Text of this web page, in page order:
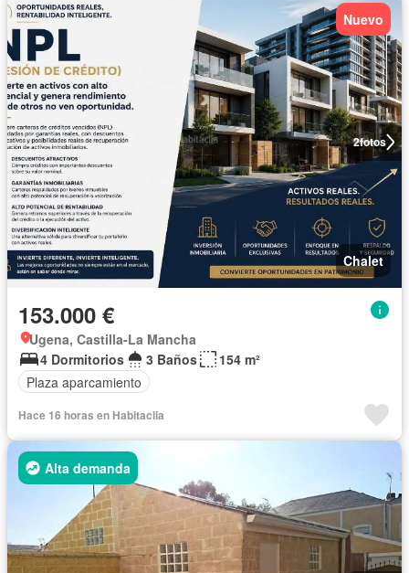
2fotos
Nuevo
Chalet
153.000 €
Ugena, Castilla-La Mancha
4 Dormitorios
3 Baños
154 m²
Plaza aparcamiento
Hace 16 horas en Habitaclia
Alta demanda